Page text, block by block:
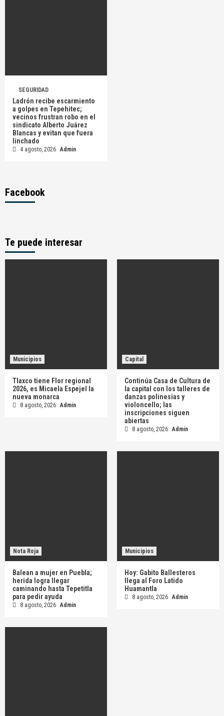
SEGURIDAD
Ladrón recibe escarmiento
a golpes en Tepehitec;
vecinos frustran robo en el
sindicato Alberto Juárez
Blancas y evitan que fuera
linchado
4 agosto, 2026 Admin
Facebook
Te puede interesar
Municipios
Tlaxco tiene Flor regional
2026, es Micaela Espejel la
nueva monarca
8 agosto, 2026 Admin
Capital
Continúa Casa de Cultura de
la capital con los talleres de
danzas polinesias y
violoncello; las
inscripciones siguen
abiertas
8 agosto, 2026 Admin
Nota Roja
Balean a mujer en Puebla;
herida logra llegar
caminando hasta Tepetitla
para pedir ayuda
8 agosto, 2026 Admin
Municipios
Hoy: Gabito Ballesteros
llega al Foro Latido
Huamantla
8 agosto, 2026 Admin